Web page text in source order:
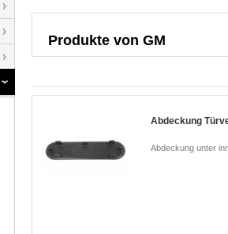
Produkte von GM
Abdeckung
Abdeckung unter